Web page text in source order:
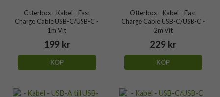
Otterbox - Kabel - Fast
Charge Cable USB-C/USB-C -
1m Vit
199 kr
KÖP
Otterbox - Kabel - Fast
Charge Cable USB-C/USB-C -
2m Vit
229 kr
KÖP